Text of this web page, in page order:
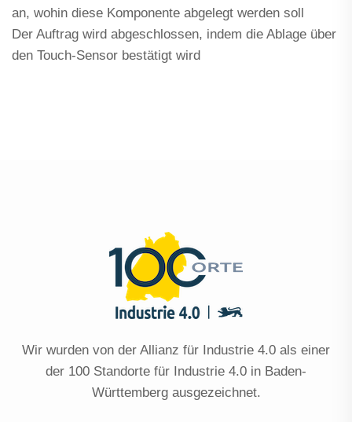
an, wohin diese Komponente abgelegt werden soll
Der Auftrag wird abgeschlossen, indem die Ablage über
den Touch-Sensor bestätigt wird
Wir wurden von der Allianz für Industrie 4.0 als einer
der 100 Standorte für Industrie 4.0 in Baden-
Württemberg ausgezeichnet.